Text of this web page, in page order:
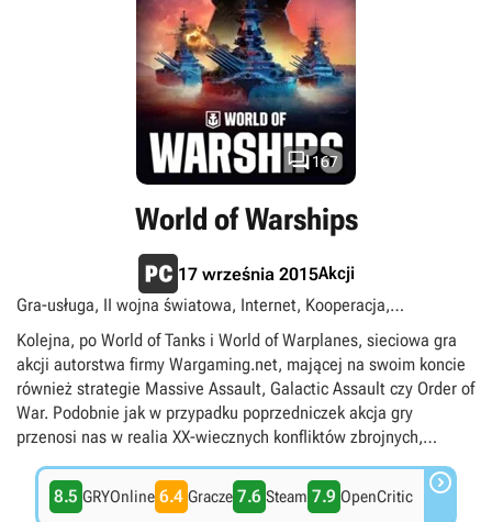
także rozbudowaną mechanikę zniszczeń, a skuteczne
prowadzenie ostrzału na duże dystanse wymaga sporego
wysiłku. Wszystko to sprawia, że zabawa ma mocno taktyczny
charakter, a sukcesy odnoszą nie osoby z najlepszym refleksem,
a te, które potrafią planować kilka posunięć naprzód oraz
przewidywać akcje wroga.
167
World of Warships
17 września 2015Akcji
Gra-usługa, II wojna światowa, Internet, Kooperacja,
Multiplayer, Sieciowe, Statki, Zagraj za darmo
Kolejna, po World of Tanks i World of Warplanes, sieciowa gra
akcji autorstwa firmy Wargaming.net, mającej na swoim koncie
również strategie Massive Assault, Galactic Assault czy Order of
War. Podobnie jak w przypadku poprzedniczek akcja gry
przenosi nas w realia XX-wiecznych konfliktów zbrojnych,
pozwalając tym razem przejąć kontrolę nad własnym okrętem
wojennym. Autorzy wiernie odwzorowali imponującą liczbę
rzeczywistych jednostek pływających, uwzględniając nie tylko
8.5 GRYOnline 6.4 Gracze 7.6 Steam 7.9 OpenCritic 